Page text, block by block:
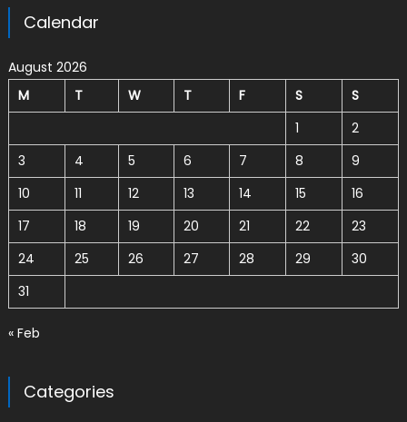
Calendar
August 2026
M
T W T F S
S
1
2
3
4 5 6 7 8
9
10
11 12 13 14 15
16
17
18 19 20 21 22
23
24
25 26 27 28 29
30
31
« Feb
Categories